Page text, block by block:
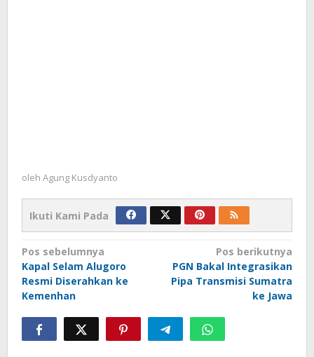
oleh Agung Kusdyanto
Ikuti Kami Pada
Navigasi
pos
Pos sebelumnya
Kapal Selam Alugoro
Resmi Diserahkan ke
Kemenhan
Pos berikutnya
PGN Bakal Integrasikan
Pipa Transmisi Sumatra
ke Jawa